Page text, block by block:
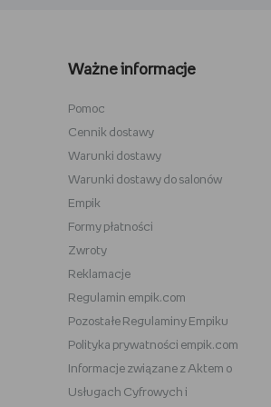
Star Wars
Władca Pierścieni
Victoria's Secret
Under Armour
Baby Bjorn
Ważne informacje
Pomoc
Cennik dostawy
Warunki dostawy
Warunki dostawy do salonów
Empik
Formy płatności
Zwroty
Reklamacje
Regulamin empik.com
Pozostałe Regulaminy Empiku
Polityka prywatności empik.com
Informacje związane z Aktem o
Usługach Cyfrowych i